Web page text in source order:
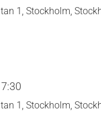
1, Stockholm,
1, Stockholm,